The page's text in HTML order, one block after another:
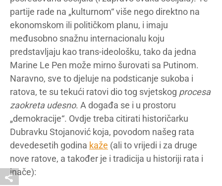
partije rade na „kulturnom“ više nego direktno na
ekonomskom ili političkom planu, i imaju
međusobno snažnu internacionalu koju
predstavljaju kao trans-ideološku, tako da jedna
Marine Le Pen može mirno šurovati sa Putinom.
Naravno, sve to djeluje na podsticanje sukoba i
ratova, te su tekući ratovi dio tog svjetskog procesa
zaokreta udesno. A događa se i u prostoru
„demokracije“. Ovdje treba citirati historičarku
Dubravku Stojanović koja, povodom našeg rata
devedesetih godina kaže (ali to vrijedi i za druge
nove ratove, a također je i tradicija u historiji rata i
inače):